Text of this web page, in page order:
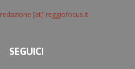
redazione [at] reggiofocus.it
SEGUICI